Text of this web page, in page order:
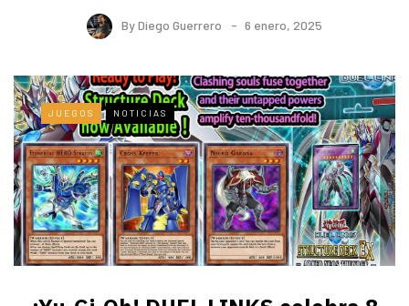
ByDiego Guerrero 6 enero, 2025
JUEGOS NOTICIAS